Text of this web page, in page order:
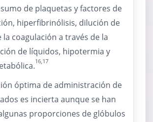
de plaquetas y factores de
hiperfibrinólisis, dilución de
coagulación a través de la
de líquidos, hipotermia y
16,17
óptima de administración de
es incierta aunque se han
proporciones de glóbulos